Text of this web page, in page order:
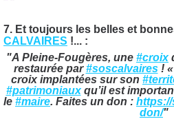
7. Et toujours les belles et
CALVAIRES !... :
"A Pleine-Fougères, une #croix
restaurée par#soscalvaires! «
croix implantées sur son
#patrimoniauxqu’il est
le #maire. Faites un don : https://
don/"